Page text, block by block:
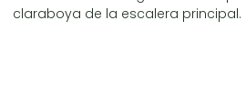
claraboya de la escalera principal.